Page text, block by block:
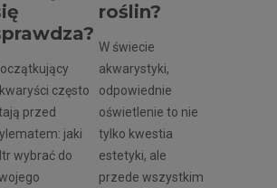
często
przed
jaki
wybrać do
roślin?
W świecie
akwarystyki,
odpowiednie
oświetlenie to nie
tylko kwestia
estetyki, ale
przede wszystkim